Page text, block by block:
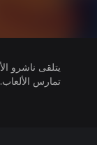
تمارس الألعاب.